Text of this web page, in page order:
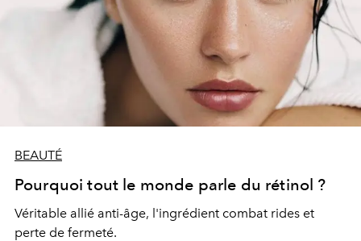
BEAUTÉ
Pourquoi tout le monde parle du rétinol ?
Véritable allié anti-âge, l'ingrédient combat rides et
perte de fermeté.